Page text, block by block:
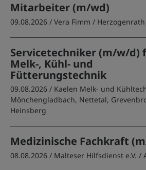
Mitarbeiter (m/wd)
09.08.2026 / Vera Fimm / Herzogenrath
Servicetechniker (m/w/d)
Melk-, Kühl- und
Fütterungstechnik
09.08.2026 / Kaelen Melk- und
Mönchengladbach, Nettetal,
Heinsberg
Medizinische Fachkraft
08.08.2026 / Malteser Hilfsdienst e.V. /